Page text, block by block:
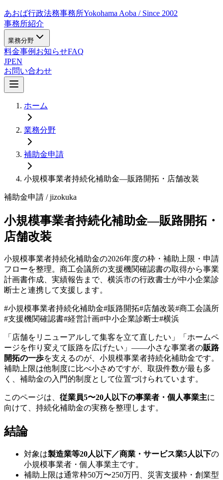
あおば行政法務事務所Yokohama Aoba / Since 2002
事務所紹介
業務分野
料金事例 お知らせFAQ
JPEN
お問い合わせ
ホーム
業務分野
補助金申請
小規模事業者持続化補助金—販路開拓・店舗改装
補助金申請 / jizokuka
小規模事業者持続化補助金—販路開拓・
店舗改装
小規模事業者持続化補助金の2026年度の枠・補助上限・申請
フローを整理。商工会議所の支援機関確認書の取得から事業
計画書作成、実績報告まで、横浜市の行政書士が中小企業診
断士と連携して支援します。
#小規模事業者持続化補助金#販路開拓#店舗改装#商工会議所
#支援機関確認書#経営計画#中小企業診断士#横浜
「店舗をリニューアルして集客を立て直したい」「ホームペ
ージを作り変えて販路を広げたい」——小さな事業者の販路
開拓の一歩を支えるのが、小規模事業者持続化補助金です。
補助上限は他制度に比べ小さめですが、取扱件数が最も多
く、補助金の入門的制度として位置づけられています。
このページは、 従業員5〜20人以下の事業者・個人事業主に
向けて、持続化補助金の実務を整理します。
結論
対象は製造業等20人以下／商業・サービス業5人以下の
小規模事業者・個人事業主です。
補助上限は通常枠50万〜250万円、災害支援枠・創業型